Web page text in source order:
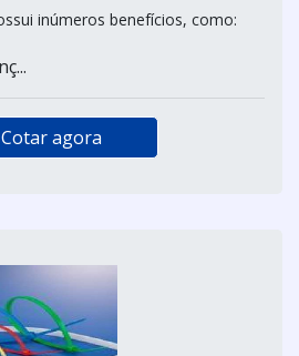
inúmeros benefícios, como:
Cotar agora